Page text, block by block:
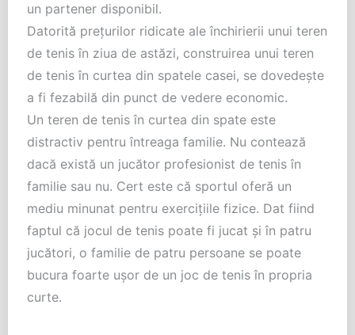
un partener disponibil.
Datorită preţurilor ridicate ale închirierii unui teren
de tenis în ziua de astăzi, construirea unui teren
de tenis în curtea din spatele casei, se dovedeşte
a fi fezabilă din punct de vedere economic.
Un teren de tenis în curtea din spate este
distractiv pentru întreaga familie. Nu contează
dacă există un jucător profesionist de tenis în
familie sau nu. Cert este că sportul oferă un
mediu minunat pentru exerciţiile fizice. Dat fiind
faptul că jocul de tenis poate fi jucat şi în patru
jucători, o familie de patru persoane se poate
bucura foarte uşor de un joc de tenis în propria
curte.